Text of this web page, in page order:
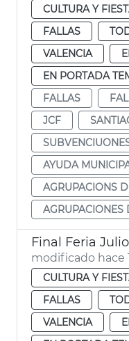
CULTURA Y
FALLAS
VALENCIA
EN PORTADA
FALLAS
JCF
AYUDA
AGRUPACIONS
AGRUPACIONES
Final Feria
modificado hace
CULTURA Y
FALLAS
VALENCIA